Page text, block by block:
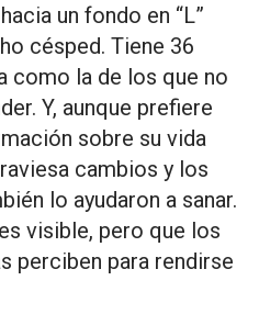
hacia un fondo en “L”
césped. Tiene 36
como la de los que no
Y, aunque prefiere
sobre su vida
cambios y los
lo ayudaron a sanar.
visible, pero que los
perciben para rendirse